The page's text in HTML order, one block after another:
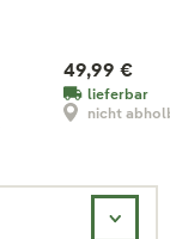
49,99 €
lieferbar
nicht